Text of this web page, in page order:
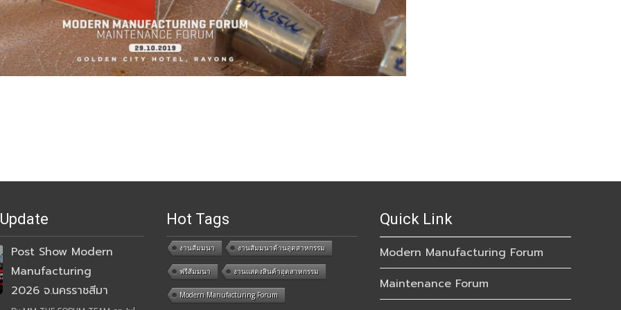
Post Show Modern
Manufacturing
2026 จ.นครราชสีมา
Hot Tags
งานสัมมนา งานสัมมนาด้านอุตสาหกรรม
ฟรีสัมมนา งานแสดงสินค้าอุตสาหกรรม
Modern Manufacturing Forum
Quick Link
Modern Manufacturing Forum
Maintenance Forum